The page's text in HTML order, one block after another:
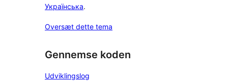
Українська.
Oversæt dette tema
Gennemse koden
Udviklingslog